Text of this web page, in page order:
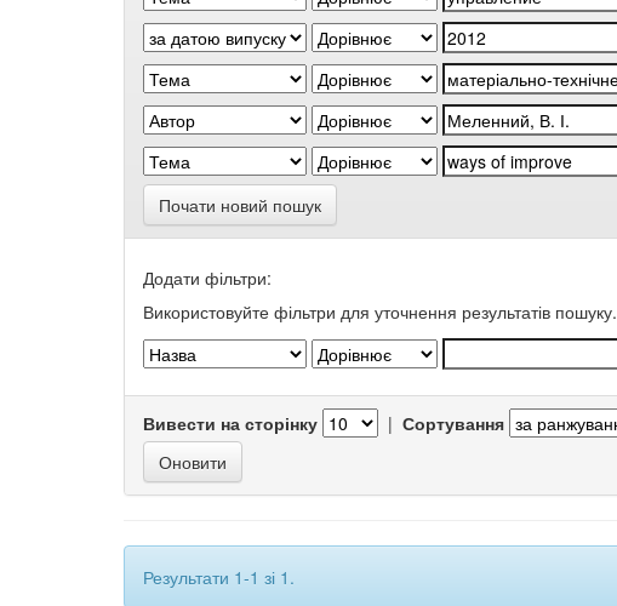
Почати новий пошук
Додати фільтри:
Використовуйте фільтри для уточнення результатів пошуку.
Вивести на сторінку | Сортування
Результати 1-1 зі 1.